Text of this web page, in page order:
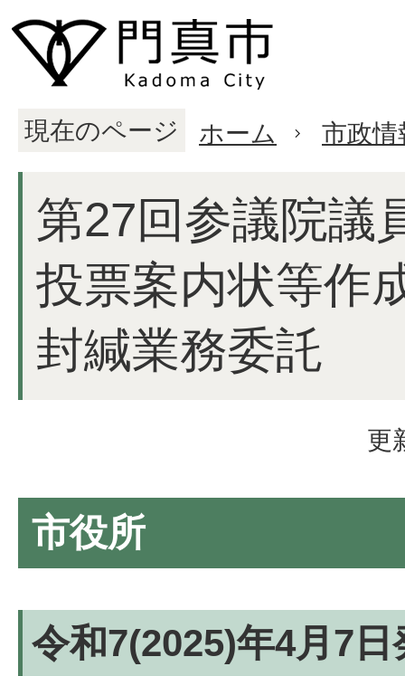
現在のページ ホーム 市政情
第27回参議院議
投票案内状等作
封緘業務委託
更
市役所
令和7(2025)年4月7日